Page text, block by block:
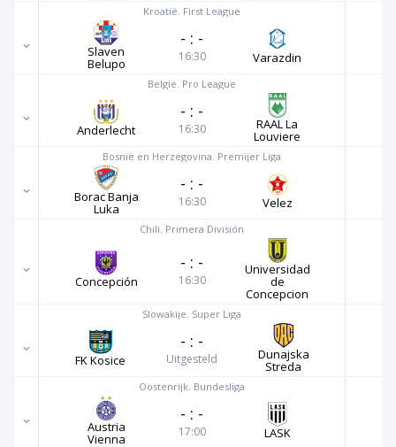
Kroatië. First League
Slaven
Belupo
- : -
16:30 Varazdin
België. Pro League
Anderlecht
- : -
16:30 RAAL La
Louviere
Bosnië en Herzegovina. Premijer Liga
Borac Banja
Luka
- : -
16:30 Velez
Chili. Primera División
Concepción
- : -
16:30
Universidad
de
Concepcion
Slowakije. Super Liga
FK Kosice
- : -
Uitgesteld Dunajska
Streda
Oostenrijk. Bundesliga
Austria
Vienna
- : -
17:00 LASK